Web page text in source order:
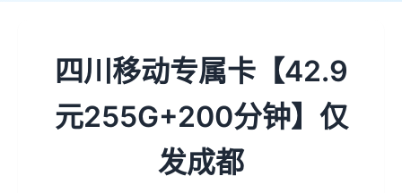
四川移动专属卡【42.9
元255G+200分钟】仅
发成都